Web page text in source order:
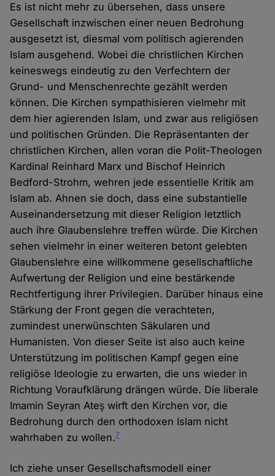
Es ist nicht mehr zu übersehen, dass unsere
Gesellschaft inzwischen einer neuen Bedrohung
ausgesetzt ist, diesmal vom politisch agierenden
Islam ausgehend. Wobei die christlichen Kirchen
keineswegs eindeutig zu den Verfechtern der
Grund- und Menschenrechte gezählt werden
können. Die Kirchen sympathisieren vielmehr mit
dem hier agierenden Islam, und zwar aus religiösen
und politischen Gründen. Die Repräsentanten der
christlichen Kirchen, allen voran die Polit-Theologen
Kardinal Reinhard Marx und Bischof Heinrich
Bedford-Strohm, wehren jede essentielle Kritik am
Islam ab. Ahnen sie doch, dass eine substantielle
Auseinandersetzung mit dieser Religion letztlich
auch ihre Glaubenslehre treffen würde. Die Kirchen
sehen vielmehr in einer weiteren betont gelebten
Glaubenslehre eine willkommene gesellschaftliche
Aufwertung der Religion und eine bestärkende
Rechtfertigung ihrer Privilegien. Darüber hinaus eine
Stärkung der Front gegen die verachteten,
zumindest unerwünschten Säkularen und
Humanisten. Von dieser Seite ist also auch keine
Unterstützung im politischen Kampf gegen eine
religiöse Ideologie zu erwarten, die uns wieder in
Richtung Voraufklärung drängen würde. Die liberale
Imamin Seyran Ateş wirft den Kirchen vor, die
Bedrohung durch den orthodoxen Islam nicht
wahrhaben zu wollen.7
Ich ziehe unser Gesellschaftsmodell einer